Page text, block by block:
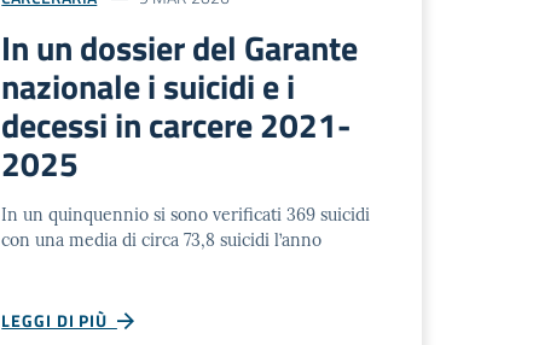
In un dossier del Garante
nazionale i suicidi e i
decessi in carcere 2021-
2025
In un quinquennio si sono verificati 369 suicidi
con una media di circa 73,8 suicidi l’anno
LEGGI DI PIÙ